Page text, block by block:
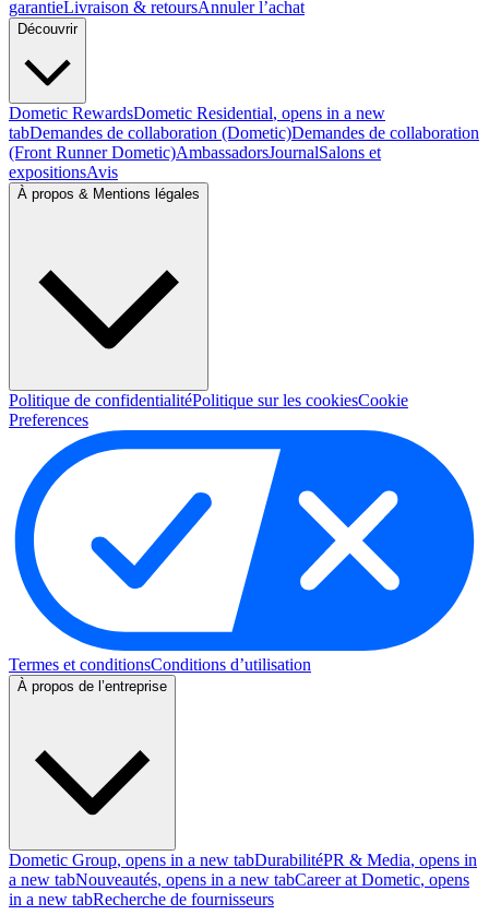
garantieLivraison & retoursAnnuler l’achat
Découvrir
Dometic RewardsDometic Residential, opens in a new
tabDemandes de collaboration (Dometic)Demandes de collaboration
(Front Runner Dometic)AmbassadorsJournalSalons et
expositionsAvis
À propos & Mentions légales
Politique de confidentialitéPolitique sur les cookiesCookie
Preferences
Termes et conditionsConditions d’utilisation
À propos de l’entreprise
Dometic Group, opens in a new tabDurabilitéPR & Media, opens in
a new tabNouveautés, opens in a new tabCareer at Dometic, opens
in a new tabRecherche de fournisseurs